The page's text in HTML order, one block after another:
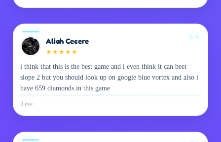
Aliah Cecere
★ ★ ★ ★ ★
i think that this is the best game and i even think it can beet
slope 2 but you should look up on google blue vortex and also i
have 659 diamonds in this game
3 éve